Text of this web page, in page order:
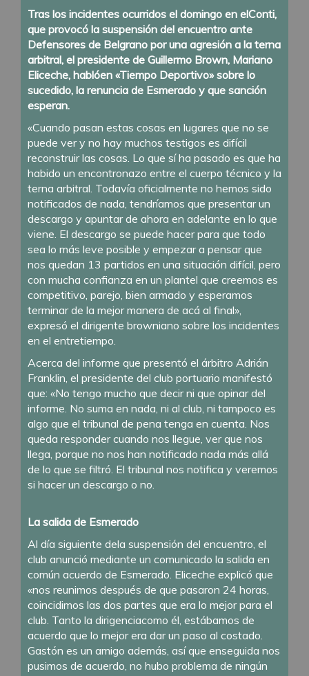
Tras los incidentes ocurridos el domingo en elConti,
que provocó la suspensión del encuentro ante
Defensores de Belgrano por una agresión a la terna
arbitral, el presidente de Guillermo Brown, Mariano
Eliceche, hablóen «Tiempo Deportivo» sobre lo
sucedido, la renuncia de Esmerado y que sanción
esperan.
«Cuando pasan estas cosas en lugares que no se
puede ver y no hay muchos testigos es difícil
reconstruir las cosas. Lo que sí ha pasado es que ha
habido un encontronazo entre el cuerpo técnico y la
terna arbitral. Todavía oficialmente no hemos sido
notificados de nada, tendríamos que presentar un
descargo y apuntar de ahora en adelante en lo que
viene. El descargo se puede hacer para que todo
sea lo más leve posible y empezar a pensar que
nos quedan 13 partidos en una situación difícil, pero
con mucha confianza en un plantel que creemos es
competitivo, parejo, bien armado y esperamos
terminar de la mejor manera de acá al final»,
expresó el dirigente browniano sobre los incidentes
en el entretiempo.
Acerca del informe que presentó el árbitro Adrián
Franklin, el presidente del club portuario manifestó
que: «No tengo mucho que decir ni que opinar del
informe. No suma en nada, ni al club, ni tampoco es
algo que el tribunal de pena tenga en cuenta. Nos
queda responder cuando nos llegue, ver que nos
llega, porque no nos han notificado nada más allá
de lo que se filtró. El tribunal nos notifica y veremos
si hacer un descargo o no.
La salida de Esmerado
Al día siguiente dela suspensión del encuentro, el
club anunció mediante un comunicado la salida en
común acuerdo de Esmerado. Eliceche explicó que
«nos reunimos después de que pasaron 24 horas,
coincidimos las dos partes que era lo mejor para el
club. Tanto la dirigenciacomo él, estábamos de
acuerdo que lo mejor era dar un paso al costado.
Gastón es un amigo además, así que enseguida nos
pusimos de acuerdo, no hubo problema de ningún